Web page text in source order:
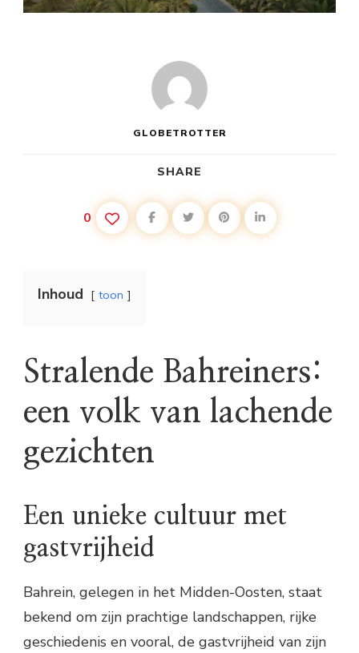
GLOBETROTTER
SHARE
0
Inhoud toon
Stralende Bahreiners:
een volk van lachende
gezichten
Een unieke cultuur met
gastvrijheid
Bahrein, gelegen in het Midden-Oosten, staat
bekend om zijn prachtige landschappen, rijke
geschiedenis en vooral, de gastvrijheid van zijn